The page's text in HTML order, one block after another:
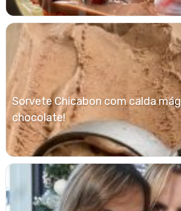
Sorvete Chicabon com calda
chocolate!